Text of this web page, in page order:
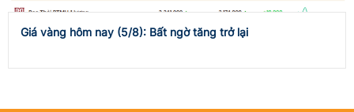
Giá vàng hôm nay (5/8): Bất ngờ tăng trở lại